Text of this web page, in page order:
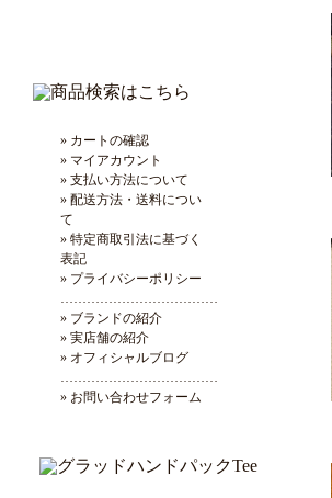
» カートの確認
» マイアカウント
» 支払い方法について
» 配送方法・送料につい
て
» 特定商取引法に基づく
表記
» プライバシーポリシー
» ブランドの紹介
» 実店舗の紹介
» オフィシャルブログ
» お問い合わせフォーム